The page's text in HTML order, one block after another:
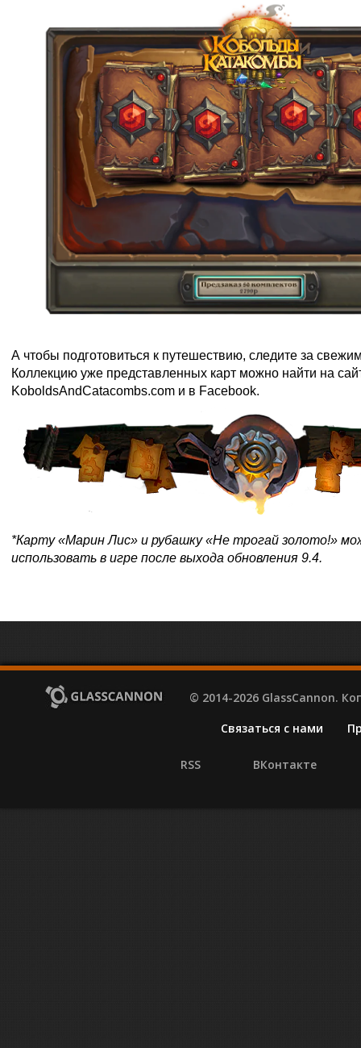
А чтобы подготовиться к путешествию, следите за
Коллекцию уже представленных карт можно найти на
KoboldsAndCatacombs.com и в Facebook.
*Карту «Марин Лис» и рубашку «Не трогай золото!»
использовать в игре после выхода обновления 9.4.
© 2014-2026 GlassCannon.
Связаться с нами
RSS ВКонтакте